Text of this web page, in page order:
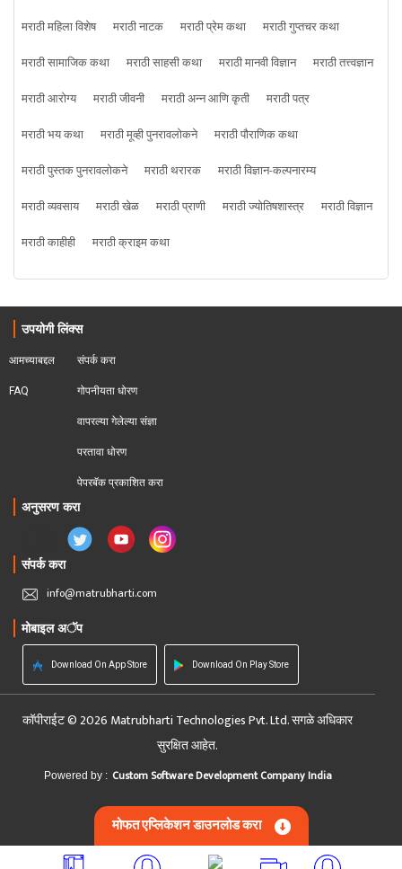
मराठी महिला विशेष
मराठी नाटक मराठी प्रेम कथा
मराठी गुप्तचर कथा
मराठी सामाजिक कथा
मराठी साहसी कथा मराठी मानवी विज्ञान
मराठी तत्त्वज्ञान
मराठी आरोग्य
मराठी जीवनी मराठी अन्न आणि कृती
मराठी पत्र
मराठी भय कथा
मराठी मूव्ही पुनरावलोकने
मराठी पौराणिक कथा
मराठी पुस्तक पुनरावलोकने
मराठी थरारक
मराठी विज्ञान-कल्पनारम्य
मराठी व्यवसाय
मराठी खेळ मराठी प्राणी मराठी ज्योतिषशास्त्र
मराठी विज्ञान
मराठी काहीही
मराठी क्राइम कथा
उपयोगी लिंक्स
आमच्याबद्दल
FAQ
संपर्क करा
गोपनीयता धोरण
वापरल्या गेलेल्या संज्ञा
परतावा धोरण
पेपरबॅक प्रकाशित करा
अनुसरण करा
संपर्क करा
info@matrubharti.com
मोबाइल अॅप
Download On App Store Download On Play Store
कॉपीराईट © 2026 Matrubharti Technologies Pvt. Ltd. सगळे अधिकार
सुरक्षित आहेत.
Powered by : Custom Software Development Company India
मोफत एप्लिकेशन डाउनलोड करा